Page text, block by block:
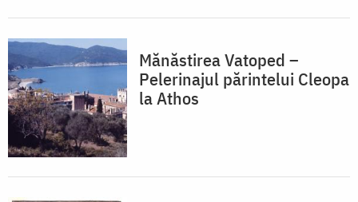
Mănăstirea Vatoped –
Pelerinajul părintelui Cleopa
la Athos